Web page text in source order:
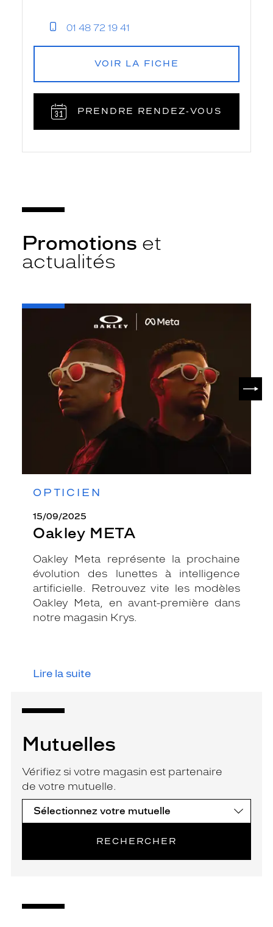
01 48 72 19 41
VOIR LA FICHE
PRENDRE RENDEZ‑VOUS
Promotions et
actualités
OPTICIEN
15/09/2025
Oakley META
Oakley Meta représente la prochaine
évolution des lunettes à intelligence
artificielle. Retrouvez vite les modèles
Oakley Meta, en avant-première dans
notre magasin Krys.
Lire la suite
-
Mutuelles
Vérifiez si votre magasin est partenaire
de votre mutuelle.
RECHERCHER